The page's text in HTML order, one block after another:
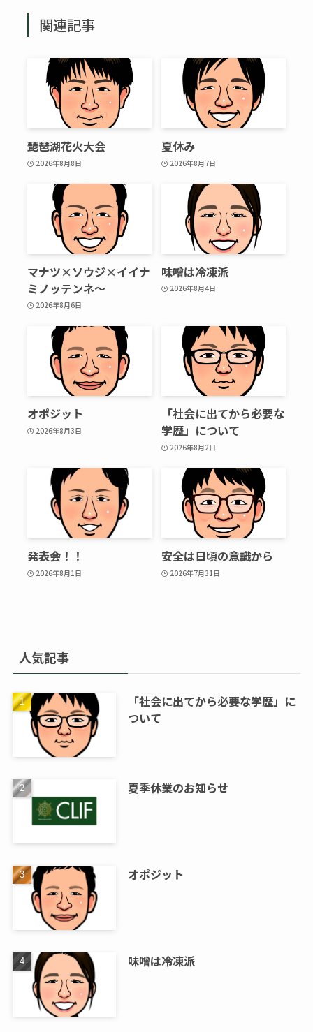
関連記事
琵琶湖花火大会
2026年8月8日
夏休み
2026年8月7日
マナツ×ソウジ×イイナ
ミノッテンネ～
2026年8月6日
味噌は冷凍派
2026年8月4日
オポジット
2026年8月3日
「社会に出てから必要な
学歴」について
2026年8月2日
発表会！！
2026年8月1日
安全は日頃の意識から
2026年7月31日
人気記事
「社会に出てから必要な学歴」に
ついて
夏季休業のお知らせ
オポジット
味噌は冷凍派